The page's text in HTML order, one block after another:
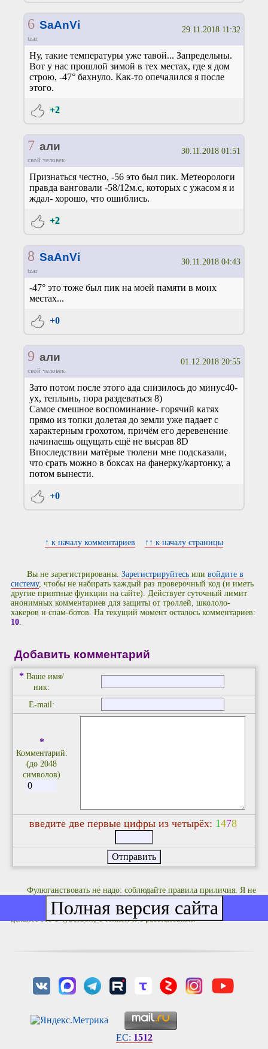
6 SaAnVi
tzar
29.11.2018 11:32
Ну, такие температуры уже тавой... Запредельны.
Вот у нас прошлой зимой в тех местах, где я дом
строю, -47° бахнуло. Как-то опечалился я после
этого.
+2
7 али
свой человек
30.11.2018 01:51
Признаться честно, -56 это был пик. Метеорологи
правда ванговали -58/12м.с, которых с ужасом я и
ждал- хорошо, что ошиблись.
+2
8 SaAnVi
tzar
30.11.2018 04:43
-47° это тоже был пик на моей памяти в моих
местах...
+0
9 али
свой человек
01.12.2018 20:55
Зато потом после этого ада снизилось до минус40-
ух, теплынь, пора раздеваться 8)
Самое смешное воспоминание- горячий катях
прямо из топки долетая до земли уже падает с
характерным грохотом, причём его деревенение
начинаешь ощущать ещё не высрав 8D
Впоследствии матёрые тюлени мне подсказали,
что срать можно в боксах на фанерку/картонку, а
потом вынести.
+0
↑ к началу комментариев ↑↑ к началу страницы
Вы не зарегистрированы.Зарегистрируйтесь иливойдите в
систему, чтобы не набирать каждый раз проверочный код (и иметь
другие приятные функции на сайте). Действует суточный лимит
анонимных комментариев для защиты от троллей, школоло-
хакеров и спам-ботов. На текущий момент осталось комментариев:
10.
Добавить комментарий
* Ваше имя/
ник:
E-mail:
*
Комментарий:
(до 2048
символов)
введите две первые цифры из четырёх: 1478
Фулюганствовать не надо: соблюдайте правила приличия. Я не
люблю комментариев не по делу типа "Оццтой!" и им подобных.
Если хотите что-то покритиковать или поучить кого-то жизни -
делайте это с чувством, с толком и с расстановкой.
EC: 1512